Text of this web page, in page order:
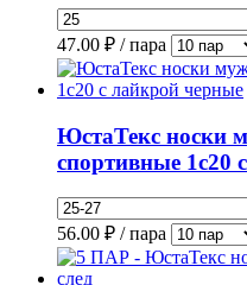
47.00 ₽ / пара
ЮстаТекс носки
спортивные 1с20
56.00 ₽ / пара